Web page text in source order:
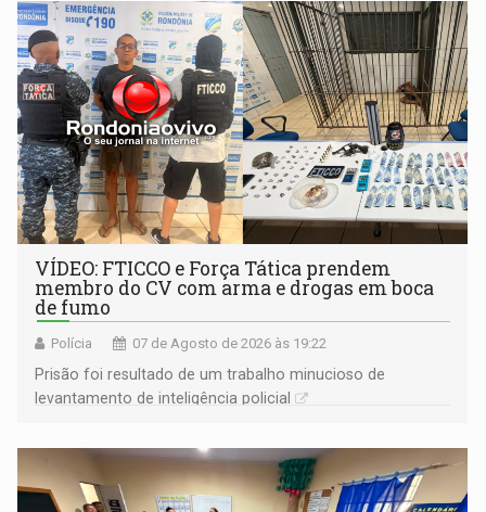
VÍDEO: FTICCO e Força Tática prendem
membro do CV com arma e drogas em boca
de fumo
Polícia 07 de Agosto de 2026 às 19:22
Prisão foi resultado de um trabalho minucioso de
levantamento de inteligência policial